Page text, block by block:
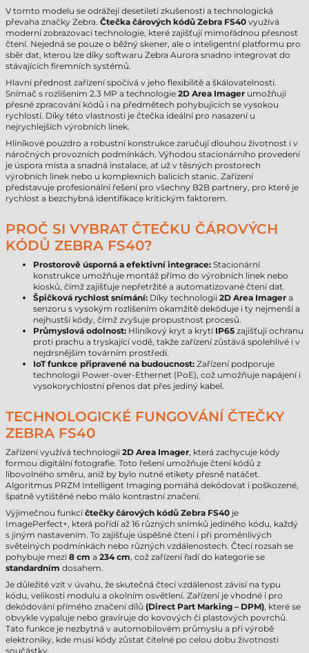
V tomto modelu se odrážejí desetiletí zkušeností a technologická
převaha značky Zebra. Čtečka čárových kódů Zebra FS40 využívá
moderní zobrazovací technologie, které zajišťují mimořádnou přesnost
čtení. Nejedná se pouze o běžný skener, ale o inteligentní platformu pro
sběr dat, kterou lze díky softwaru Zebra Aurora snadno integrovat do
stávajících firemních systémů.
Hlavní přednost zařízení spočívá v jeho flexibilitě a škálovatelnosti.
Snímač s rozlišením 2.3 MP a technologie 2D Area Imager umožňují
přesné zpracování kódů i na předmětech pohybujících se vysokou
rychlostí. Díky této vlastnosti je čtečka ideální pro nasazení u
nejrychlejších výrobních linek.
Hliníkové pouzdro a robustní konstrukce zaručují dlouhou životnost i v
náročných provozních podmínkách. Výhodou stacionárního provedení
je úspora místa a snadná instalace, ať už v těsných prostorech
výrobních linek nebo u komplexních balicích stanic. Zařízení
představuje profesionální řešení pro všechny B2B partnery, pro které je
rychlost a bezchybná identifikace kritickým faktorem.
PROČ SI VYBRAT ČTEČKU ČÁROVÝCH
KÓDŮ ZEBRA FS40?
Prostorově úsporná a efektivní integrace: Stacionární
konstrukce umožňuje montáž přímo do výrobních linek nebo
kiosků, čímž zajišťuje nepřetržité a automatizované čtení dat.
Špičková rychlost snímání: Díky technologii 2D Area Imager a
senzoru s vysokým rozlišením okamžitě dekóduje i ty nejmenší a
nejhustší kódy, čímž zvyšuje propustnost procesů.
Průmyslová odolnost: Hliníkový kryt a krytí IP65 zajišťují ochranu
proti prachu a tryskající vodě, takže zařízení zůstává spolehlivé i v
nejdrsnějším továrním prostředí.
IoT funkce připravené na budoucnost: Zařízení podporuje
technologii Power-over-Ethernet (PoE), což umožňuje napájení i
vysokorychlostní přenos dat přes jediný kabel.
TECHNOLOGICKÉ FUNGOVÁNÍ ČTEČKY
ZEBRA FS40
Zařízení využívá technologii 2D Area Imager, která zachycuje kódy
formou digitální fotografie. Toto řešení umožňuje čtení kódů z
libovolného směru, aniž by bylo nutné etikety přesně natáčet.
Algoritmus PRZM Intelligent Imaging pomáhá dekódovat i poškozené,
špatně vytištěné nebo málo kontrastní značení.
Výjimečnou funkcíčtečky čárových kódů Zebra FS40 je
ImagePerfect+, která pořídí až 16 různých snímků jediného kódu, každý
s jiným nastavením. To zajišťuje úspěšné čtení i při proměnlivých
světelných podmínkách nebo různých vzdálenostech. Čtecí rozsah se
pohybuje mezi 8 cm a 234 cm, což zařízení řadí do kategorie se
standardním dosahem.
Je důležité vzít v úvahu, že skutečná čtecí vzdálenost závisí na typu
kódu, velikosti modulu a okolním osvětlení. Zařízení je vhodné i pro
dekódování přímého značení dílů (Direct Part Marking – DPM), které se
obvykle vypaluje nebo gravíruje do kovových či plastových povrchů.
Tato funkce je nezbytná v automobilovém průmyslu a při výrobě
elektroniky, kde musí kódy zůstat čitelné po celou dobu životnosti
součástky.